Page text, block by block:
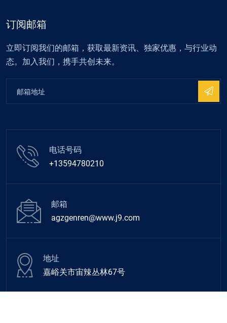
订阅邮箱
立即订阅我们的邮箱，获取最新资讯、独家优惠，与行业动
态。加入我们，携手共创未来。
电话号码
+13594780210
邮箱
agzgenren@www.j9.com
地址
嘉峪关市宙辣丛林67号